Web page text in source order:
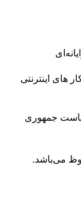
اینترنتی
جمهوری
می‌باشد.